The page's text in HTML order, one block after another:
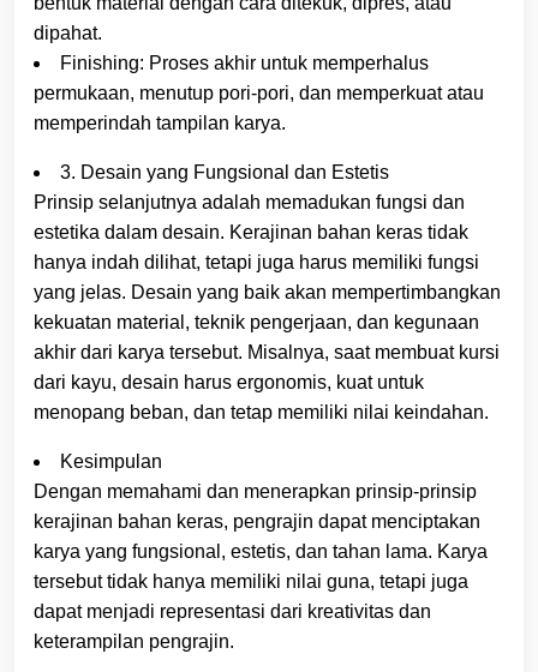
dipahat.
Finishing: Proses akhir untuk memperhalus
permukaan, menutup pori-pori, dan memperkuat atau
memperindah tampilan karya.
3. Desain yang Fungsional dan Estetis
Prinsip selanjutnya adalah memadukan fungsi dan
estetika dalam desain. Kerajinan bahan keras tidak
hanya indah dilihat, tetapi juga harus memiliki fungsi
yang jelas. Desain yang baik akan mempertimbangkan
kekuatan material, teknik pengerjaan, dan kegunaan
akhir dari karya tersebut. Misalnya, saat membuat kursi
dari kayu, desain harus ergonomis, kuat untuk
menopang beban, dan tetap memiliki nilai keindahan.
Kesimpulan
Dengan memahami dan menerapkan prinsip-prinsip
kerajinan bahan keras, pengrajin dapat menciptakan
karya yang fungsional, estetis, dan tahan lama. Karya
tersebut tidak hanya memiliki nilai guna, tetapi juga
dapat menjadi representasi dari kreativitas dan
keterampilan pengrajin.